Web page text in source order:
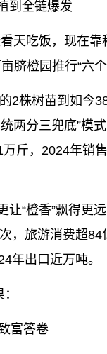
到全链爆发
天吃饭，现在
脐橙园推行“六
2株树苗到如今
两分三兜底”模
斤，2024年销
让“橙香”飘得更
，旅游消费超
年出口近万吨。
富答卷